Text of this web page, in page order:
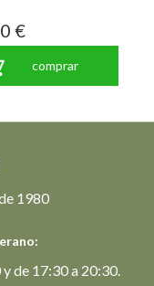
€
comprar
1980
de 17:30 a 20:30.